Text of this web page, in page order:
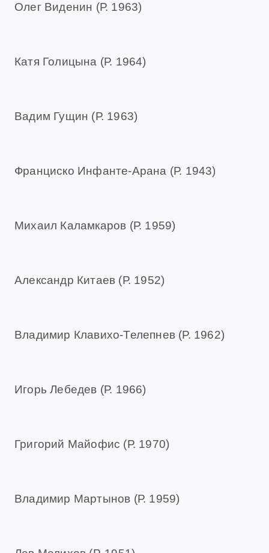
Олег Виденин (Р. 1963)
Катя Голицына (Р. 1964)
Вадим Гущин (Р. 1963)
Франциско Инфанте-Арана (Р. 1943)
Михаил Каламкаров (Р. 1959)
Александр Китаев (Р. 1952)
Владимир Клавихо-Телепнев (Р. 1962)
Игорь Лебедев (Р. 1966)
Григорий Майофис (Р. 1970)
Владимир Мартынов (Р. 1959)